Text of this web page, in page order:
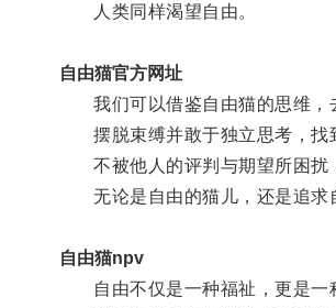
人类同样渴望自由。
自由猫官方网址
我们可以借鉴自由猫的思维，
摆脱束缚并敢于独立思考，找
不被他人的评判与期望所困扰
无论是自由的猫儿，还是追求
自由猫npv
自由不仅是一种福祉，更是一